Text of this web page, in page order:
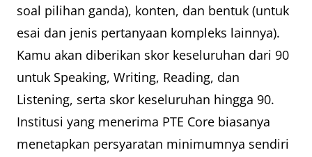
soal pilihan ganda), konten, dan bentuk (untuk
esai dan jenis pertanyaan kompleks lainnya).
Kamu akan diberikan skor keseluruhan dari 90
untuk Speaking, Writing, Reading, dan
Listening, serta skor keseluruhan hingga 90.
Institusi yang menerima PTE Core biasanya
menetapkan persyaratan minimumnya sendiri